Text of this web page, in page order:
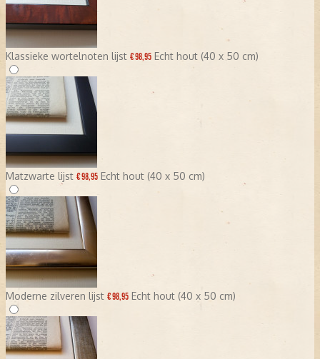
Klassieke wortelnoten lijst € 98,95 Echt hout (40 x 50 cm)
Matzwarte lijst € 98,95 Echt hout (40 x 50 cm)
Moderne zilveren lijst € 98,95 Echt hout (40 x 50 cm)